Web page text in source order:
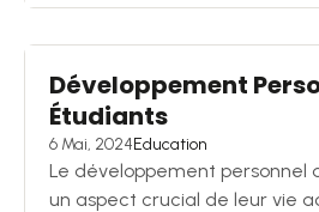
Développement
Étudiants
6 Mai, 2024Education
Le développement personnel
un aspect crucial de leur vie